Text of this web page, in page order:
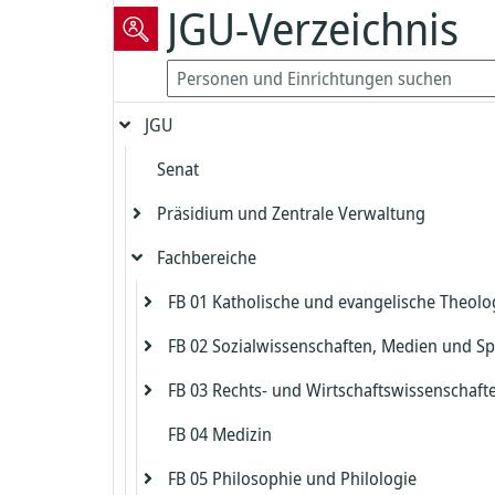
JGU-Verzeichnis
JGU
Senat
Präsidium und Zentrale Verwaltung
Präsident
Präsidialbereich
Gleichstellung und Diversität
Biologische Sicherheit und
Beauftragter für die Biologische
Strahlenschutz
Vizepräsident für Forschung und
Fachbereiche
FB 01 Katholische und evangelische
Evangelische Theologie
Dekanat Evangelische Theologie
Studienbüro und Prüfungsamt
Katholische Theologie
Dekanat Katholische Theologie
Abteilung Sprachen
Studienbüro und Prüfungsamt
FB 02 Sozialwissenschaften, Medien und
Dekanat FB 02
Zentrales Prüfungsamt FB 02
Institut für Erziehungswissenschaft
FB 03 Rechts- und
Dekanat FB 03
Studienbüro FB 03
FB 04 Medizin
FB 05 Philosophie und Philologie